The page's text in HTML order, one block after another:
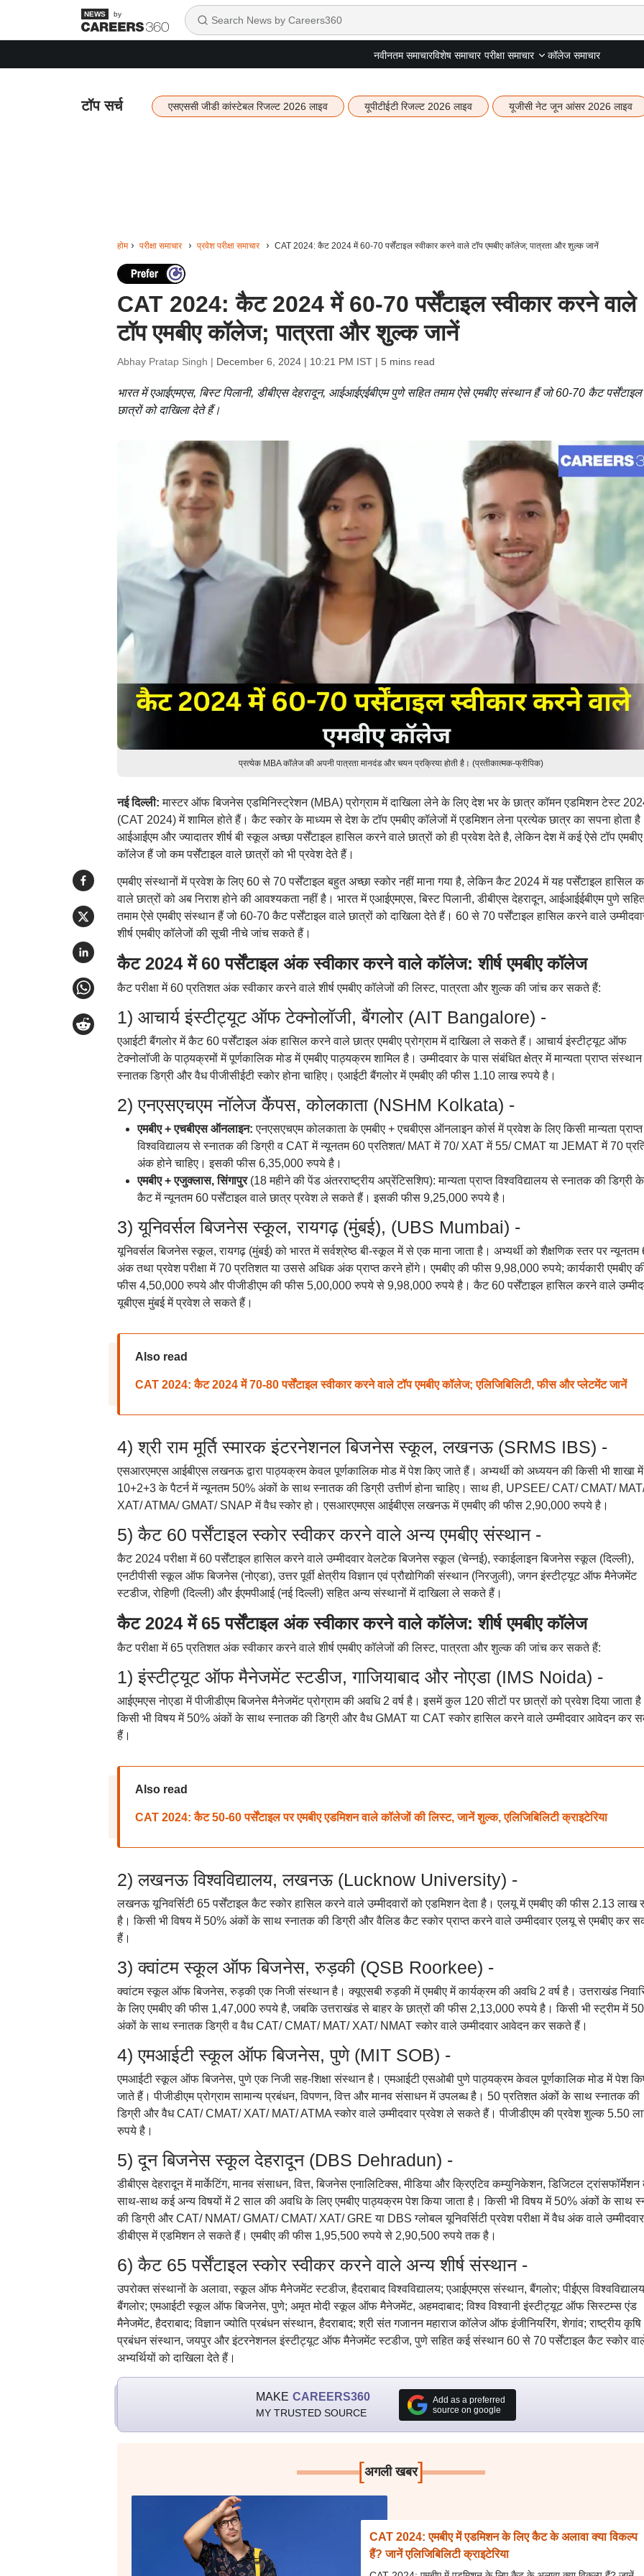
by
नवीनतम समाचारविशेष समाचार परीक्षा समाचार कॉलेज समाचार
टॉप सर्च एसएससी जीडी कांस्टेबल रिजल्ट 2026 लाइव यूपीटीईटी रिजल्ट 2026 लाइव यूजीसी नेट जून आंसर 2026 लाइव
होम परीक्षा समाचार प्रवेश परीक्षा समाचार CAT 2024: कैट 2024 में 60-70 पर्सेंटाइल स्वीकार करने वाले टॉप एमबीए कॉलेज; पात्रता और शुल्क जानें
CAT 2024: कैट 2024 में 60-70 पर्सेंटाइल स्वीकार करने वाले
टॉप एमबीए कॉलेज; पात्रता और शुल्क जानें
Abhay Pratap Singh | December 6, 2024 | 10:21 PM IST| 5 mins read
भारत में एआईएमएस, बिस्ट पिलानी, डीबीएस देहरादून, आईआईएईबीएम पुणे सहित तमाम ऐसे एमबीए संस्थान हैं जो 60-70 कैट पर्सेंटाइल
छात्रों को दाखिला देते हैं।
प्रत्येक MBA कॉलेज की अपनी पात्रता मानदंड और चयन प्रक्रिया होती है। (प्रतीकात्मक-फ्रीपिक)
नई दिल्ली:मास्टर ऑफ बिजनेस एडमिनिस्ट्रेशन (MBA) प्रोग्राम में दाखिला लेने के लिए देश भर के छात्र कॉमन एडमिशन टेस्ट
(CAT 2024) में शामिल होते हैं। कैट स्कोर के माध्यम से देश के टॉप एमबीए कॉलेजों में एडमिशन लेना प्रत्येक छात्र का सपना होता
आईआईएम और ज्यादातर शीर्ष बी स्कूल अच्छा पर्सेंटाइल हासिल करने वाले छात्रों को ही प्रवेश देते है, लेकिन देश में कई ऐसे टॉप एमबीए
कॉलेज हैं जो कम पर्सेंटाइल वाले छात्रों को भी प्रवेश देते हैं।
एमबीए संस्थानों में प्रवेश के लिए 60 से 70 पर्सेंटाइल बहुत अच्छा स्कोर नहीं माना गया है, लेकिन कैट 2024 में यह पर्सेंटाइल हासिल
वाले छात्रों को अब निराश होने की आवश्यकता नहीं है। भारत में एआईएमएस, बिस्ट पिलानी, डीबीएस देहरादून, आईआईईबीएम पुणे
तमाम ऐसे एमबीए संस्थान हैं जो 60-70 कैट पर्सेंटाइल वाले छात्रों को दाखिला देते हैं। 60 से 70 पर्सेंटाइल हासिल करने वाले
शीर्ष एमबीए कॉलेजों की सूची नीचे जांच सकते हैं।
कैट 2024 में 60 पर्सेंटाइल अंक स्वीकार करने वाले कॉलेज: शीर्ष एमबीए कॉलेज
कैट परीक्षा में 60 प्रतिशत अंक स्वीकार करने वाले शीर्ष एमबीए कॉलेजों की लिस्ट, पात्रता और शुल्क की जांच कर सकते हैं:
1) आचार्य इंस्टीट्यूट ऑफ टेक्नोलॉजी, बैंगलोर (AIT Bangalore) -
एआईटी बैंगलोर में कैट 60 पर्सेंटाइल अंक हासिल करने वाले छात्र एमबीए प्रोग्राम में दाखिला ले सकते हैं। आचार्य इंस्टीट्यूट ऑफ
टेक्नोलॉजी के पाठ्यक्रमों में पूर्णकालिक मोड में एमबीए पाठ्यक्रम शामिल है। उम्मीदवार के पास संबंधित क्षेत्र में मान्यता प्राप्त
स्नातक डिग्री और वैध पीजीसीईटी स्कोर होना चाहिए। एआईटी बैंगलोर में एमबीए की फीस 1.10 लाख रुपये है।
2) एनएसएचएम नॉलेज कैंपस, कोलकाता (NSHM Kolkata) -
एमबीए + एचबीएस ऑनलाइन: एनएसएचएम कोलकाता के एमबीए + एचबीएस ऑनलाइन कोर्स में प्रवेश के लिए किसी मान्यता प्राप्त
विश्वविद्यालय से स्नातक की डिग्री व CAT में न्यूनतम 60 प्रतिशत/ MAT में 70/ XAT में 55/ CMAT या JEMAT में 70
अंक होने चाहिए। इसकी फीस 6,35,000 रुपये है।
एमबीए + एजुक्लास, सिंगापुर(18 महीने की पेंड अंतरराष्ट्रीय अप्रेंटिसशिप): मान्यता प्राप्त विश्वविद्यालय से स्नातक की डिग्री
कैट में न्यूनतम 60 पर्सेंटाइल वाले छात्र प्रवेश ले सकते हैं। इसकी फीस 9,25,000 रुपये है।
3) यूनिवर्सल बिजनेस स्कूल, रायगढ़ (मुंबई), (UBS Mumbai) -
यूनिवर्सल बिजनेस स्कूल, रायगढ़ (मुंबई) को भारत में सर्वश्रेष्ठ बी-स्कूल में से एक माना जाता है। अभ्यर्थी को शैक्षणिक स्तर पर न्यूनतम
अंक तथा प्रवेश परीक्षा में 70 प्रतिशत या उससे अधिक अंक प्राप्त करने होंगे। एमबीए की फीस 9,98,000 रुपये; कार्यकारी एमबीए
फीस 4,50,000 रुपये और पीजीडीएम की फीस 5,00,000 रुपये से 9,98,000 रुपये है। कैट 60 पर्सेंटाइल हासिल करने वाले
यूबीएस मुंबई में प्रवेश ले सकते हैं।
Also read
CAT 2024: कैट 2024 में 70-80 पर्सेंटाइल स्वीकार करने वाले टॉप एमबीए कॉलेज; एलिजिबिलिटी, फीस और प्लेटमेंट जानें
4) श्री राम मूर्ति स्मारक इंटरनेशनल बिजनेस स्कूल, लखनऊ (SRMS IBS) -
एसआरएमएस आईबीएस लखनऊ द्वारा पाठ्यक्रम केवल पूर्णकालिक मोड में पेश किए जाते हैं। अभ्यर्थी को अध्ययन की किसी भी शाखा में
10+2+3 के पैटर्न में न्यूनतम 50% अंकों के साथ स्नातक की डिग्री उत्तीर्ण होना चाहिए। साथ ही, UPSEE/ CAT/ CMAT/
XAT/ ATMA/ GMAT/ SNAP में वैध स्कोर हो। एसआरएमएस आईबीएस लखनऊ में एमबीए की फीस 2,90,000 रुपये है।
5) कैट 60 पर्सेंटाइल स्कोर स्वीकर करने वाले अन्य एमबीए संस्थान -
कैट 2024 परीक्षा में 60 पर्सेंटाइल हासिल करने वाले उम्मीदवार वेलटेक बिजनेस स्कूल (चेन्नई), स्काईलाइन बिजनेस स्कूल (दिल्ली),
एनटीपीसी स्कूल ऑफ बिजनेस (नोएडा), उत्तर पूर्वी क्षेत्रीय विज्ञान एवं प्रौद्योगिकी संस्थान (निरजुली), जगन इंस्टीट्यूट ऑफ मैनेजमेंट
स्टडीज, रोहिणी (दिल्ली) और ईएमपीआई (नई दिल्ली) सहित अन्य संस्थानों में दाखिला ले सकते हैं।
कैट 2024 में 65 पर्सेंटाइल अंक स्वीकार करने वाले कॉलेज: शीर्ष एमबीए कॉलेज
कैट परीक्षा में 65 प्रतिशत अंक स्वीकार करने वाले शीर्ष एमबीए कॉलेजों की लिस्ट, पात्रता और शुल्क की जांच कर सकते हैं:
1) इंस्टीट्यूट ऑफ मैनेजमेंट स्टडीज, गाजियाबाद और नोएडा (IMS Noida) -
आईएमएस नोएडा में पीजीडीएम बिजनेस मैनेजमेंट प्रोग्राम की अवधि 2 वर्ष है। इसमें कुल 120 सीटों पर छात्रों को प्रवेश दिया जाता
किसी भी विषय में 50% अंकों के साथ स्नातक की डिग्री और वैध GMAT या CAT स्कोर हासिल करने वाले उम्मीदवार आवेदन कर
हैं।
Also read
CAT 2024: कैट 50-60 पर्सेंटाइल पर एमबीए एडमिशन वाले कॉलेजों की लिस्ट, जानें शुल्क, एलिजिबिलिटी क्राइटेरिया
2) लखनऊ विश्वविद्यालय, लखनऊ (Lucknow University) -
लखनऊ यूनिवर्सिटी 65 पर्सेंटाइल कैट स्कोर हासिल करने वाले उम्मीदवारों को एडमिशन देता है। एलयू में एमबीए की फीस 2.13 लाख
है। किसी भी विषय में 50% अंकों के साथ स्नातक की डिग्री और वैलिड कैट स्कोर प्राप्त करने वाले उम्मीदवार एलयू से एमबीए कर
हैं।
3) क्वांटम स्कूल ऑफ बिजनेस, रुड़की (QSB Roorkee) -
क्वांटम स्कूल ऑफ बिजनेस, रुड़की एक निजी संस्थान है। क्यूएसबी रुड़की में एमबीए में कार्यक्रम की अवधि 2 वर्ष है। उत्तराखंड
के लिए एमबीए की फीस 1,47,000 रुपये है, जबकि उत्तराखंड से बाहर के छात्रों की फीस 2,13,000 रुपये है। किसी भी स्ट्रीम में
अंकों के साथ स्नातक डिग्री व वैध CAT/ CMAT/ MAT/ XAT/ NMAT स्कोर वाले उम्मीदवार आवेदन कर सकते हैं।
4) एमआईटी स्कूल ऑफ बिजनेस, पुणे (MIT SOB) -
एमआईटी स्कूल ऑफ बिजनेस, पुणे एक निजी सह-शिक्षा संस्थान है। एमआईटी एसओबी पुणे पाठ्यक्रम केवल पूर्णकालिक मोड में पेश
जाते हैं। पीजीडीएम प्रोग्राम सामान्य प्रबंधन, विपणन, वित्त और मानव संसाधन में उपलब्ध है। 50 प्रतिशत अंकों के साथ स्नातक की
डिग्री और वैध CAT/ CMAT/ XAT/ MAT/ ATMA स्कोर वाले उम्मीदवार प्रवेश ले सकते हैं। पीजीडीएम की प्रवेश शुल्क 5.50
रुपये है।
5) दून बिजनेस स्कूल देहरादून (DBS Dehradun) -
डीबीएस देहरादून में मार्केटिंग, मानव संसाधन, वित्त, बिजनेस एनालिटिक्स, मीडिया और क्रिएटिव कम्युनिकेशन, डिजिटल
साथ-साथ कई अन्य विषयों में 2 साल की अवधि के लिए एमबीए पाठ्यक्रम पेश किया जाता है। किसी भी विषय में 50% अंकों के साथ
की डिग्री और CAT/ NMAT/ GMAT/ CMAT/ XAT/ GRE या DBS ग्लोबल यूनिवर्सिटी प्रवेश परीक्षा में वैध अंक वाले उम्मीदवार
डीबीएस में एडमिशन ले सकते हैं। एमबीए की फीस 1,95,500 रुपये से 2,90,500 रुपये तक है।
6) कैट 65 पर्सेंटाइल स्कोर स्वीकर करने वाले अन्य शीर्ष संस्थान -
उपरोक्त संस्थानों के अलावा, स्कूल ऑफ मैनेजमेंट स्टडीज, हैदराबाद विश्वविद्यालय; एआईएमएस संस्थान, बैंगलोर; पीईएस
बैंगलोर; एमआईटी स्कूल ऑफ बिजनेस, पुणे; अमृत मोदी स्कूल ऑफ मैनेजमेंट, अहमदाबाद; विश्व विश्वानी इंस्टीट्यूट ऑफ सिस्टम्स एंड
मैनेजमेंट, हैदराबाद; विज्ञान ज्योति प्रबंधन संस्थान, हैदराबाद; श्री संत गजानन महाराज कॉलेज ऑफ इंजीनियरिंग, शेगांव; राष्ट्रीय कृषि
प्रबंधन संस्थान, जयपुर और इंटरनेशनल इंस्टीट्यूट ऑफ मैनेजमेंट स्टडीज, पुणे सहित कई संस्थान 60 से 70 पर्सेंटाइल कैट स्कोर
अभ्यर्थियों को दाखिला देते हैं।
MAKE CAREERS360
MY TRUSTED SOURCE
Add as a preferred
source on google
[अगली खबर]
CAT 2024: एमबीए में एडमिशन के लिए कैट के अलावा क्या विकल्प
हैं? जानें एलिजिबिलिटी क्राइटेरिया